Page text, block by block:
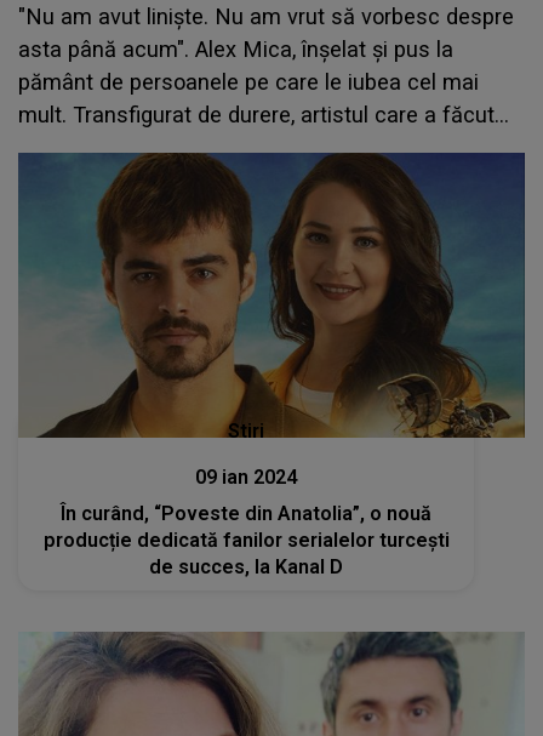
"Nu am avut liniște. Nu am vrut să vorbesc despre
asta până acum". Alex Mica, înșelat și pus la
pământ de persoanele pe care le iubea cel mai
mult. Transfigurat de durere, artistul care a făcut
furori cu piesa ”Dalinda” a izbucnit în lacrimi
Stiri
09 ian 2024
În curând, “Poveste din Anatolia”, o nouă
producție dedicată fanilor serialelor turcești
de succes, la Kanal D